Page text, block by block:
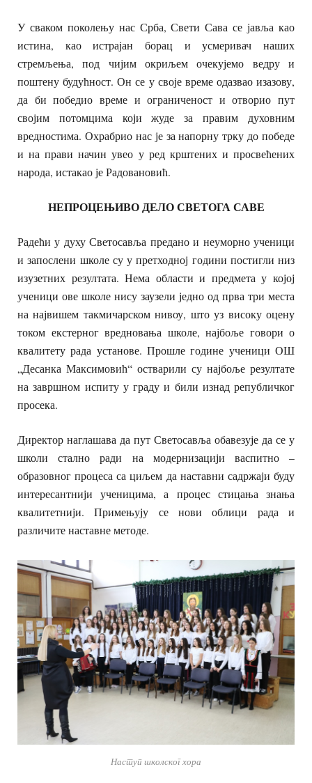
У сваком поколењу нас Срба, Свети Сава се јавља као
истина, као истрајан борац и усмеривач наших
стремљења, под чијим окриљем очекујемо ведру и
поштену будућност. Он се у своје време одазвао изазову,
да би победио време и ограниченост и отворио пут
својим потомцима који жуде за правим духовним
вредностима. Охрабрио нас је за напорну трку до победе
и на прави начин увео у ред крштених и просвећених
народа, истакао је Радовановић.
НЕПРОЦЕЊИВО ДЕЛО СВЕТОГА САВЕ
Радећи у духу Светосавља предано и неуморно ученици
и запослени школе су у претходној години постигли низ
изузетних резултата. Нема области и предмета у којој
ученици ове школе нису заузели једно од прва три места
на највишем такмичарском нивоу, што уз високу оцену
током екстерног вредновања школе, најбоље говори о
квалитету рада установе. Прошле године ученици ОШ
„Десанка Максимовић“ остварили су најбоље резултате
на завршном испиту у граду и били изнад републичког
просека.
Директор наглашава да пут Светосавља обавезује да се у
школи стално ради на модернизацији васпитно –
образовног процеса са циљем да наставни садржаји буду
интересантнији ученицима, а процес стицања знања
квалитетнији. Примењују се нови облици рада и
различите наставне методе.
Наступ школског хора